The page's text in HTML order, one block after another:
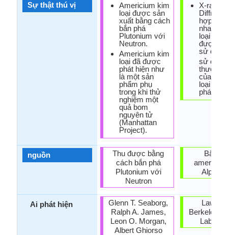
Sự thật thú vị
nguồn
Ai phát hiện
Americium kim
loại được sản
xuất bằng cách
bắn phá
Plutonium với
Neutron.
Americium kim
loại đã được
phát hiện như
là một sản
phẩm phụ
trong khi thử
nghiệm một
quả bom
nguyên tử
(Manhattan
Project).
Thu được bằng
cách bắn phá
Plutonium với
Neutron
Glenn T. Seaborg,
Ralph A. James,
Leon O. Morgan,
Albert Ghiorso
X-ray
hợp
nhau
loại
được
sử dụng
sử dụng
thương
của
loại
phát
Bắn
Alpha
Berkeley